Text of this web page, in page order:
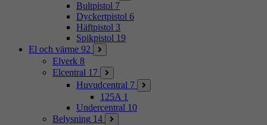
Bultpistol 7
Dyckertpistol 6
Häftpistol 3
Spikpistol 19
El och värme 92
Elverk 8
Elcentral 17
Huvudcentral 7
125A 1
Undercentral 10
Belysning 14